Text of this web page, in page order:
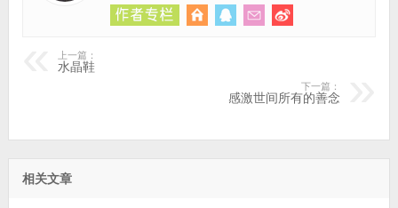
上一篇：
水晶鞋
下一篇：
感激世间所有的善念
相关文章